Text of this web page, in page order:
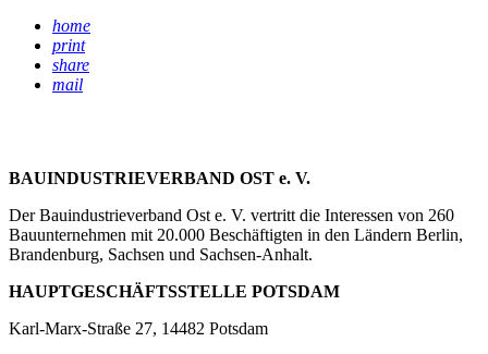
home
print
share
mail
BAUINDUSTRIEVERBAND OST e. V.
Der Bauindustrieverband Ost e. V. vertritt die Interessen von 260
Bauunternehmen mit 20.000 Beschäftigten in den Ländern Berlin,
Brandenburg, Sachsen und Sachsen-Anhalt.
HAUPTGESCHÄFTSSTELLE POTSDAM
Karl-Marx-Straße 27, 14482 Potsdam